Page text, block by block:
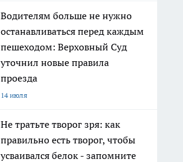
Водителям больше не нужно
останавливаться перед каждым
пешеходом: Верховный Суд
уточнил новые правила
проезда
14 июля
Не тратьте творог зря: как
правильно есть творог, чтобы
усваивался белок - запомните